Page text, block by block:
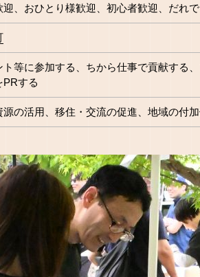
迎、おひとり様歓迎、初心者歓迎、だれ
ト等に参加する、ちから仕事で貢献する
PRする
源の活用、移住・交流の促進、地域の付